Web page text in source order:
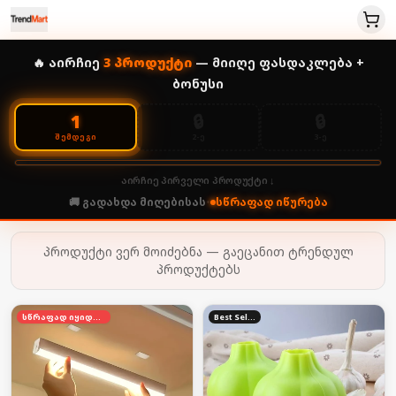
🔥 აირჩიე 3პროდუქტი— მიიღე ფასდაკლება +
ბონუსი
1
ᲨᲔᲛᲓᲔᲒᲘ
აირჩიე პირველი პროდუქტი ↓
🚚 გადახდა მიღებისას• სწრაფად იწურება
პროდუქტი ვერ მოიძებნა — გაეცანით ტრენდულ
პროდუქტებს
სწრაფად იყიდება Best Seller